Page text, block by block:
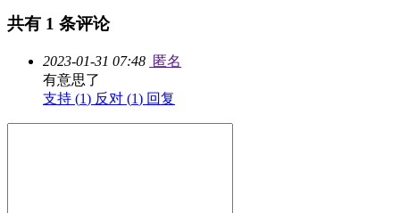
共有 1 条评论
2023-01-31 07:48 匿名
有意思了
支持 (1) 反对 (1) 回复